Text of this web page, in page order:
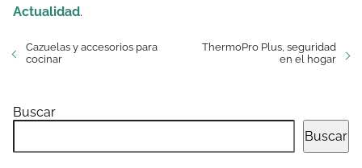
Actualidad.
Cazuelas y accesorios para
cocinar
ThermoPro Plus, seguridad
en el hogar
Buscar
Buscar